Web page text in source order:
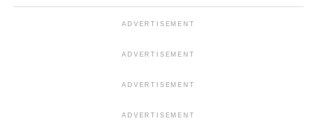
ADVERTISEMENT
ADVERTISEMENT
ADVERTISEMENT
ADVERTISEMENT